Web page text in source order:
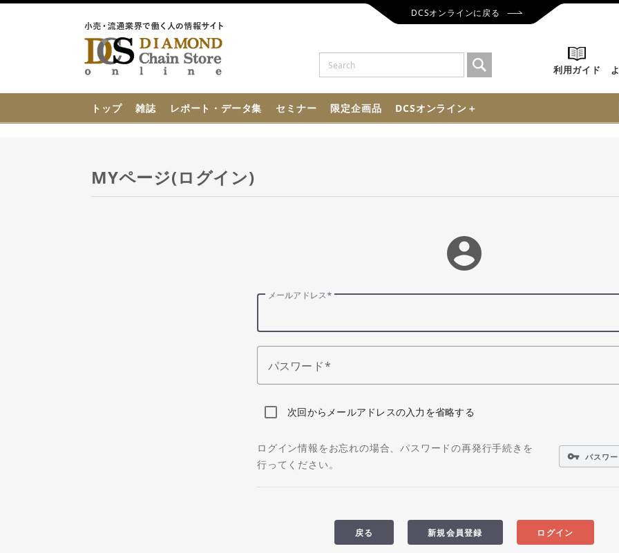
DCSオンラインに戻る
利用ガイド
トップ 雑誌 レポート・データ集 セミナー 限定企画品 DCSオンライン＋
MYページ(ログイン)
account_circle
メールアドレス
パスワード
次回からメールアドレスの入力を省略する
ログイン情報をお忘れの場合、パスワードの再発行手続きを
行ってください。
vpn_key パスワ
ログイン
新規会員登録
戻る